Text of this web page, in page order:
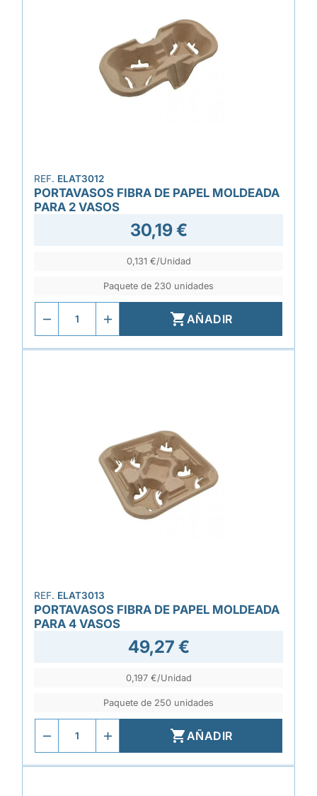
REF. ELAT3012
PORTAVASOS FIBRA DE PAPEL MOLDEADA
PARA 2 VASOS
30,19 €
0,131 €/Unidad
Paquete de 230 unidades
AÑADIR
REF. ELAT3013
PORTAVASOS FIBRA DE PAPEL MOLDEADA
PARA 4 VASOS
49,27 €
0,197 €/Unidad
Paquete de 250 unidades
AÑADIR